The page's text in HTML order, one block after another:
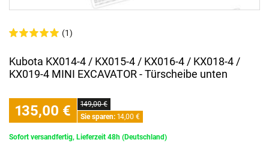
(1)
Kubota KX014-4 / KX015-4 / KX016-4 / KX018-4 /
KX019-4 MINI EXCAVATOR - Türscheibe unten
135,00 €
149,00 €
Sie sparen: 14,00 €
Sofort versandfertig, Lieferzeit 48h (Deutschland)